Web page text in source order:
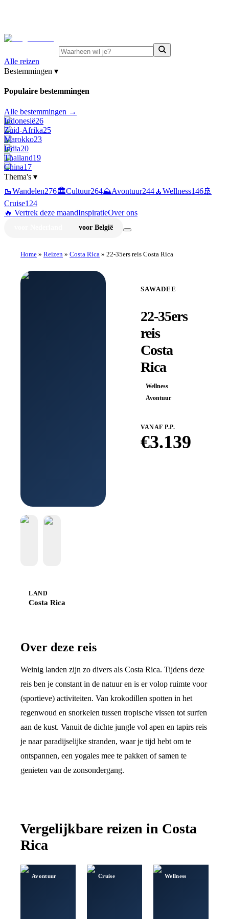
Alle reizen
Bestemmingen ▾
Populaire bestemmingen
Alle bestemmingen →
Indonesië26
Zuid-Afrika25
Marokko23
India20
Thailand19
China17
Thema's ▾
🥾Wandelen276🏛️Cultuur264⛰️Avontuur244🧘Wellness146🚢
Cruise124
🔥 Vertrek deze maandInspiratieOver ons
voor België
Home » Reizen » Costa Rica » 22-35ers reis Costa Rica
SAWADEE
22-35ers
reis
Costa
Rica
Wellness
Avontuur
VANAF P.P.
€3.139
LAND
Costa Rica
Over deze reis
Weinig landen zijn zo divers als Costa Rica. Tijdens deze
reis ben je constant in de natuur en is er volop ruimte voor
(sportieve) activiteiten. Van krokodillen spotten in het
regenwoud en snorkelen tussen tropische vissen tot surfen
aan de kust. Vanuit de dichte jungle vol apen en tapirs reis
je naar paradijselijke stranden, waar je tijd hebt om te
ontspannen, een yogales mee te pakken of samen te
genieten van de zonsondergang.
Vergelijkbare reizen in Costa
Rica
Avontuur Cruise Wellness